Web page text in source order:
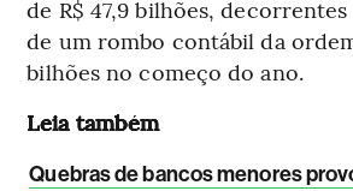
de R$ 47,9 bilhões,
de um rombo contábil da
bilhões no começo do ano.
Leia também
Quebras de bancos menores